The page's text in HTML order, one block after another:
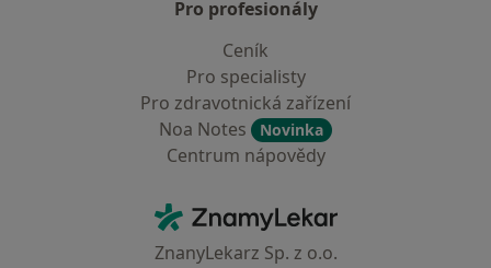
Pro profesionály
Ceník
Pro specialisty
Pro zdravotnická zařízení
Noa Notes
Novinka
Centrum nápovědy
ZnamyLekar - Hlavní stránka
ZnanyLekarz Sp. z o.o.